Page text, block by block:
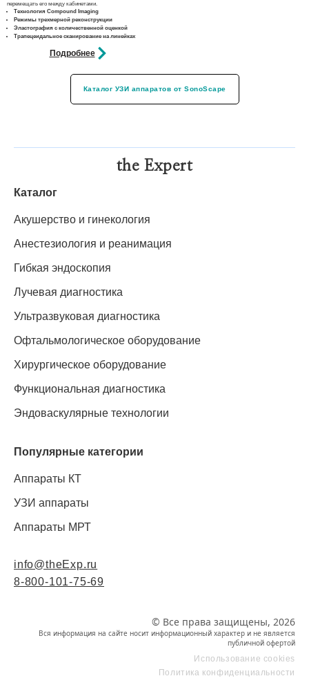
перемещать его между кабинетами.
Технология Compound Imaging
Режимы трехмерной реконструкции
Эластография с количественной оценкой
Трапецеидальное сканирование на линейках
Подробнее
Каталог УЗИ аппаратов от SonoScape
the Expert
Каталог
Акушерство и гинекология
Анестезиология и реанимация
Гибкая эндоскопия
Лучевая диагностика
Ультразвуковая диагностика
Офтальмологическое оборудование
Хирургическое оборудование
Функциональная диагностика
Эндоваскулярные технологии
Популярные категории
Аппараты КТ
УЗИ аппараты
Аппараты МРТ
info@theExp.ru
8-800-101-75-69
© Все права защищены, 2026
Вся информация на сайте носит информационный характер и не является
публичной офертой
Использование cookies
Политика конфиденциальности